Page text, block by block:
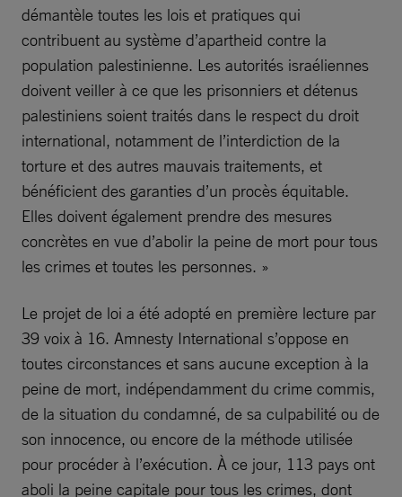
démantèle toutes les lois et pratiques qui
contribuent au système d’apartheid contre la
population palestinienne. Les autorités israéliennes
doivent veiller à ce que les prisonniers et détenus
palestiniens soient traités dans le respect du droit
international, notamment de l’interdiction de la
torture et des autres mauvais traitements, et
bénéficient des garanties d’un procès équitable.
Elles doivent également prendre des mesures
concrètes en vue d’abolir la peine de mort pour tous
les crimes et toutes les personnes. »
Le projet de loi a été adopté en première lecture par
39 voix à 16. Amnesty International s’oppose en
toutes circonstances et sans aucune exception à la
peine de mort, indépendamment du crime commis,
de la situation du condamné, de sa culpabilité ou de
son innocence, ou encore de la méthode utilisée
pour procéder à l’exécution. À ce jour, 113 pays ont
aboli la peine capitale pour tous les crimes, dont